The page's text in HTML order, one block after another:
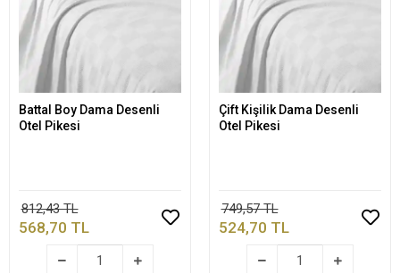
Sepete Ekle
Battal Boy Dama Desenli
Otel Pikesi
812,43 TL
568,70 TL
Sepete Ekle
Çift Kişilik Dama Desenli
Otel Pikesi
749,57 TL
524,70 TL